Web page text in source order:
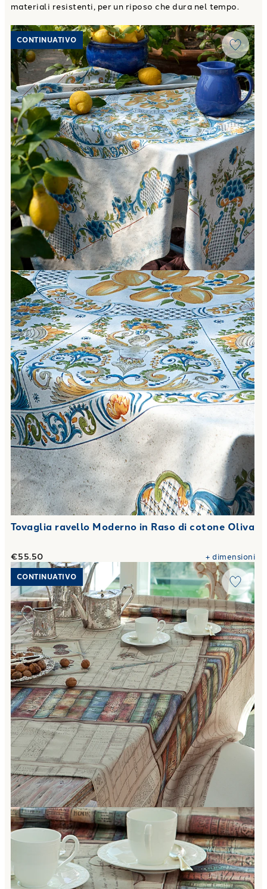
materiali resistenti, per un riposo che dura nel tempo.
Link to "Tovaglia ravello Moderno in Raso di cotone Oliva
CONTINUATIVO
Tovaglia ravello Moderno in Raso di cotone Oliva
€55.50 +dimensioni
Link to "Tovaglia book shop Moderno in Raso di cotone
CONTINUATIVO